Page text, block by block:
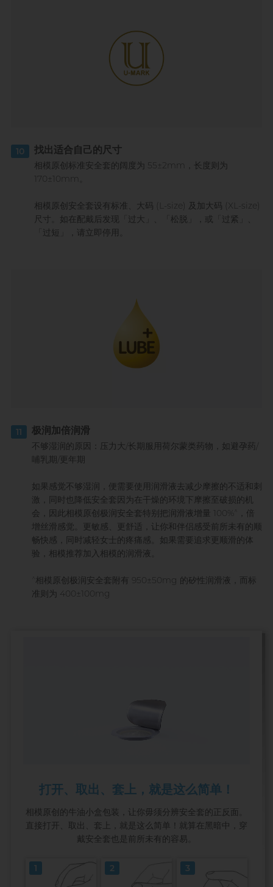
10 找出适合自己的尺寸
相模原创标准安全套的阔度为 55±2mm，长度则为
170±10mm。
相模原创安全套设有标准、大码 (L-size) 及加大码 (XL-size)
尺寸。如在配戴后发现「过大」、「松脱」，或「过紧」、
「过短」，请立即停用。
11 极润加倍润滑
不够湿润的原因：压力大/长期服用荷尔蒙类药物，如避孕药/
哺乳期/更年期
如果感觉不够湿润，便需要使用润滑液去减少摩擦的不适和刺
激，同时也降低安全套因为在干燥的环境下摩擦至破损的机
会，因此相模原创极润安全套特别把润滑液增量 100%
，倍
增丝滑感觉。更敏感、更舒适，让你和伴侣感受前所未有的顺
畅快感，同时减轻女士的疼痛感。如果需要追求更顺滑的体
验，相模推荐加入相模的润滑液。
相模原创极润安全套附有 950±50mg 的矽性润滑液，而标
准则为 400±100mg
打开、取出、套上，就是这么简单！
相模原创的牛油小盒包装，让你毋须分辨安全套的正反面。
直接打开、取出、套上，就是这么简单！就算在黑暗中，穿
戴安全套也是前所未有的容易。
1 2 3